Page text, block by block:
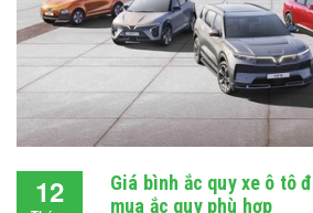
12
Giá bình ắc quy xe ô tô
mua ắc quy phù hợp